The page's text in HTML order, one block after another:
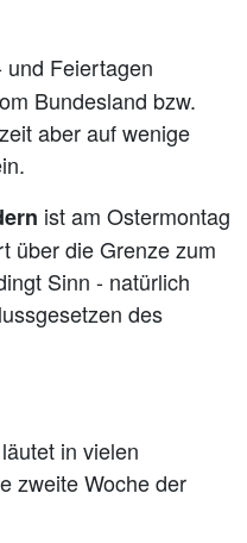
Feiertagen
Bundesland bzw.
aber auf wenige
ist am Ostermontag
über die Grenze zum
Sinn - natürlich
des
in vielen
zweite Woche der